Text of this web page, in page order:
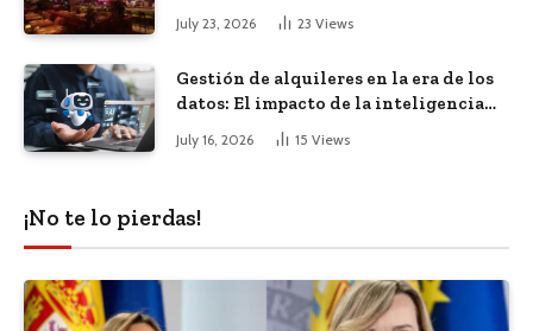
remotos de todo el mundo
July 23, 2026 23 Views
Gestión de alquileres en la era de los
datos: El impacto de la inteligencia
July 16, 2026 15 Views
¡No te lo pierdas!